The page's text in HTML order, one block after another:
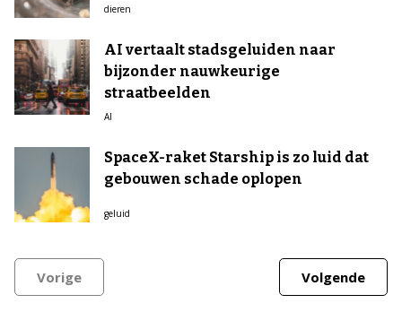
dieren
AI vertaalt stadsgeluiden naar
bijzonder nauwkeurige
straatbeelden
AI
SpaceX-raket Starship is zo luid dat
gebouwen schade oplopen
geluid
Vorige Volgende